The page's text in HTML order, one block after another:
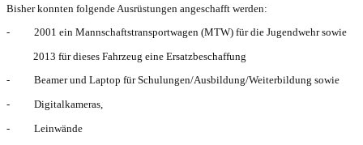
Bisher konnten folgende Ausrüstungen angeschafft werden:
- 2001 ein Mannschaftstransportwagen (MTW) für die Jugendwehr sowie
2013 für dieses Fahrzeug eine Ersatzbeschaffung
- Beamer und Laptop für Schulungen/Ausbildung/Weiterbildung sowie
- Digitalkameras,
- Leinwände